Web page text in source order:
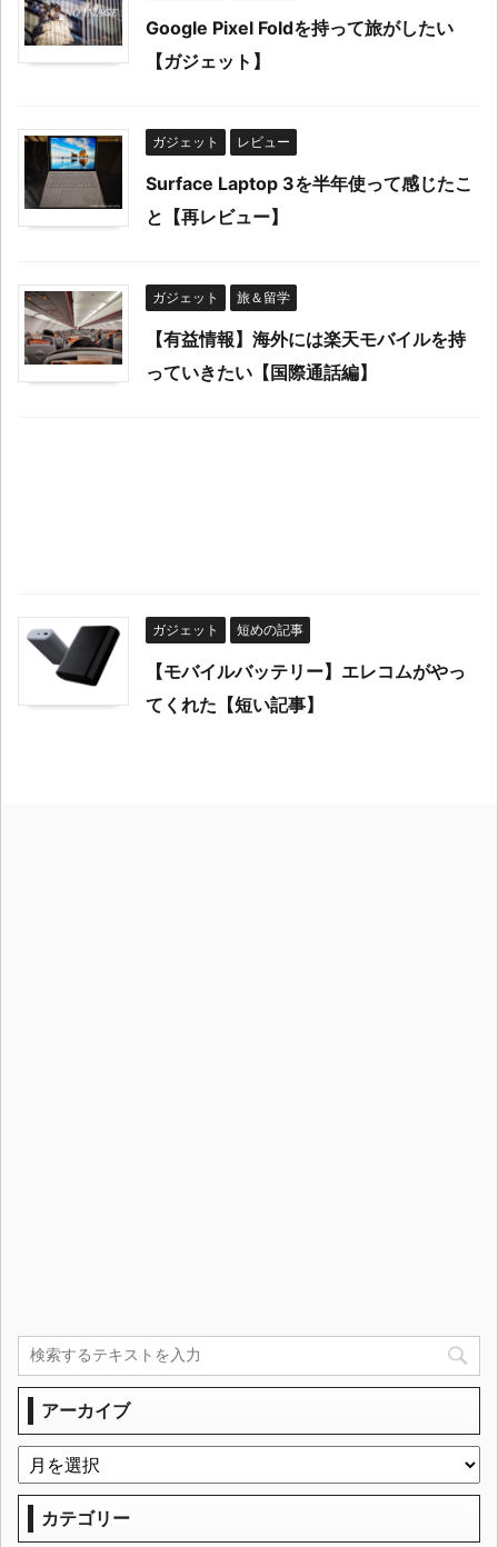
Google Pixel Foldを持って旅がしたい
【ガジェット】
ガジェット レビュー
Surface Laptop 3を半年使って感じたこ
と【再レビュー】
ガジェット 旅＆留学
【有益情報】海外には楽天モバイルを持
っていきたい【国際通話編】
ガジェット 短めの記事
【モバイルバッテリー】エレコムがやっ
てくれた【短い記事】
アーカイブ
カテゴリー